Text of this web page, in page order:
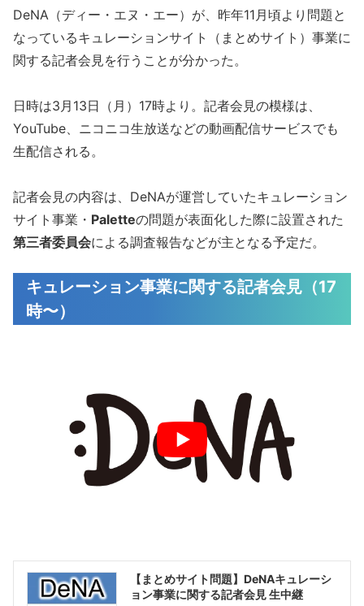
DeNA（ディー・エヌ・エー）が、昨年11月頃より問題と
なっているキュレーションサイト（まとめサイト）事業に
関する記者会見を行うことが分かった。
日時は3月13日（月）17時より。記者会見の模様は、
YouTube、ニコニコ生放送などの動画配信サービスでも
生配信される。
記者会見の内容は、DeNAが運営していたキュレーション
サイト事業・ Paletteの問題が表面化した際に設置された
第三者委員会による調査報告などが主となる予定だ。
キュレーション事業に関する記者会見（17
時〜）
【まとめサイト問題】DeNAキュレーシ
ョン事業に関する記者会見 生中継